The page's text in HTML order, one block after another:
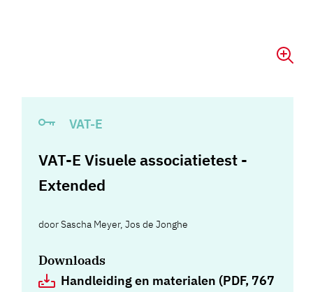
VAT-E
VAT-E Visuele associatietest -
Extended
doorSascha Meyer,Jos de Jonghe
Downloads
Handleiding en materialen (PDF, 767